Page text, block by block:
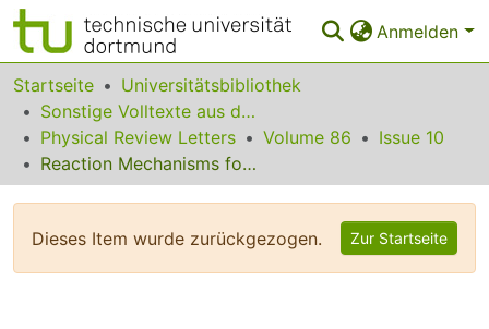
Anmelden
Bereiche & Sammlungen
Das gesamte Repositorium
Statistiken
Startseite
Universitätsbibliothek
Sonstige Volltexte aus dem Bibliotheksangebot
Physical Review Letters
Volume 86
Issue 10
Reaction Mechanisms for Two-Neutron Halo Breakup
Dieses Item wurde zurückgezogen. Zur Startseite